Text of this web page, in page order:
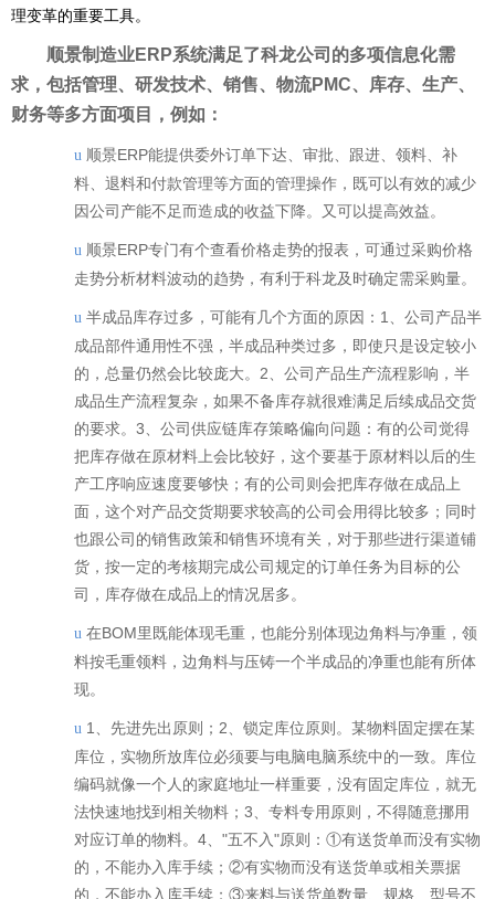
理变革的重要工具。
顺景制造业ERP系统满足了科龙公司的多项信息化需
求，包括管理、研发技术、销售、物流PMC、库存、生产、
财务等多方面项目，例如：
u 顺景ERP能提供委外订单下达、审批、跟进、领料、补
料、退料和付款管理等方面的管理操作，既可以有效的减少
因公司产能不足而造成的收益下降。又可以提高效益。
u 顺景ERP专门有个查看价格走势的报表，可通过采购价格
走势分析材料波动的趋势，有利于科龙及时确定需采购量。
u 半成品库存过多，可能有几个方面的原因：1、公司产品半
成品部件通用性不强，半成品种类过多，即使只是设定较小
的 ，总量仍然会比较庞大。2、公司产品生产流程影响，半
成品生产流程复杂，如果不备库存就很难满足后续成品交货
的要求。3、公司供应链库存策略偏向问题：有的公司觉得
把库存做在原材料上会比较好，这个要基于原材料以后的生
产工序响应速度要够快；有的公司则会把库存做在成品上
面，这个对产品交货期要求较高的公司会用得比较多；同时
也跟公司的销售政策和销售环境有关，对于那些进行渠道铺
货，按一定的考核期完成公司规定的订单任务为目标的公
司，库存做在成品上的情况居多。
u 在BOM里既能体现毛重，也能分别体现边角料与净重，领
料按毛重领料，边角料与压铸一个半成品的净重也能有所体
现。
u 1、先进先出原则；2、锁定库位原则。某物料固定摆在某
库位，实物所放库位必须要与电脑电脑系统中的一致。库位
编码就像一个人的家庭地址一样重要，没有固定库位，就无
法快速地找到相关物料；3、专料专用原则，不得随意挪用
对应订单的物料。4、"五不入"原则：①有送货单而没有实物
的，不能办入库手续；②有实物而没有送货单或相关票据
的，不能办入库手续；③来料与送货单数量、规格、型号不